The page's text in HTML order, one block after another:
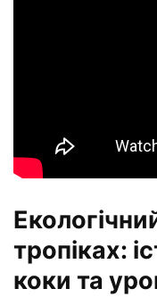
тропіках:
коки та